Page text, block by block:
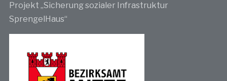
Projekt „Sicherung sozialer Infrastruktur
SprengelHaus“